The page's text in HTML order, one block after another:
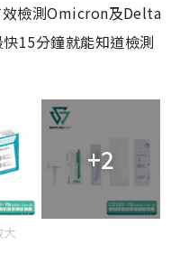
效檢測Omicron及Delta
15分鐘就能知道檢測
+2